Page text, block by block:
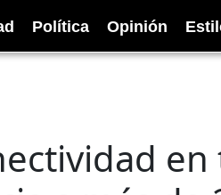
Política Opinión